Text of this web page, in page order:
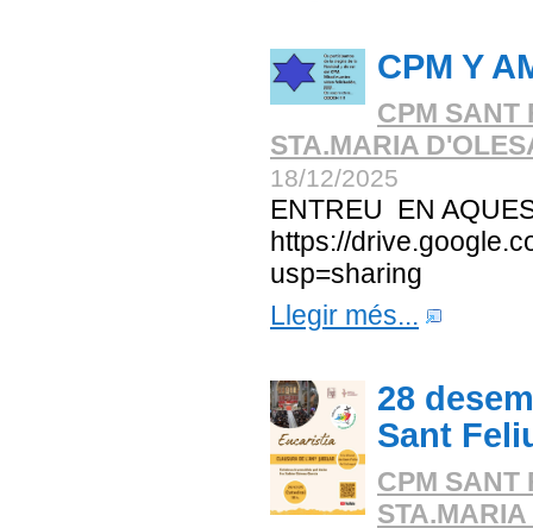
CPM Y
CPM SANT
STA.MARIA
18/12/2025
ENTREU EN
https://
usp=sharing
Llegir més...
28
Sant
CPM SANT